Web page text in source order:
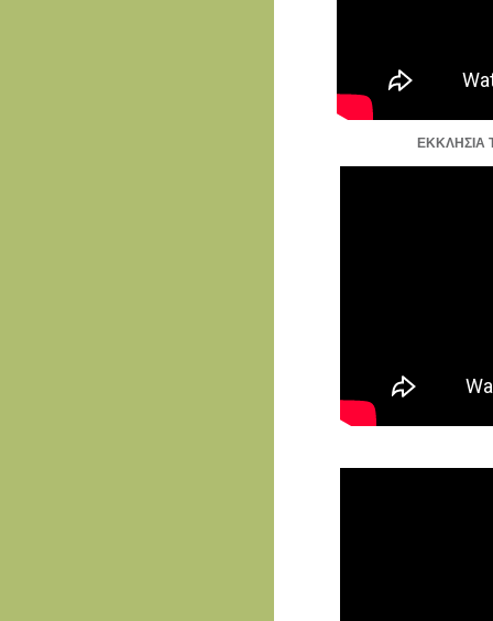
ΕΚΚΛΗΣΙΑ